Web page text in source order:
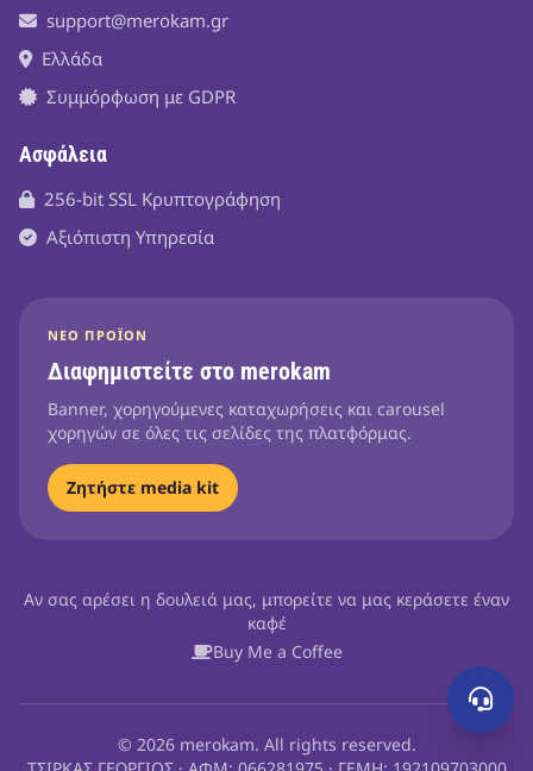
support@merokam.gr
Ελλάδα
Συμμόρφωση με GDPR
Ασφάλεια
256-bit SSL Κρυπτογράφηση
Αξιόπιστη Υπηρεσία
ΝΈΟ ΠΡΟΪΌΝ
Διαφημιστείτε στο merokam
Banner, χορηγούμενες καταχωρήσεις και carousel
χορηγών σε όλες τις σελίδες της πλατφόρμας.
Ζητήστε media kit
Αν σας αρέσει η δουλειά μας, μπορείτε να μας κεράσετε έναν
καφέ
Buy Me a Coffee
© 2026 merokam. All rights reserved.